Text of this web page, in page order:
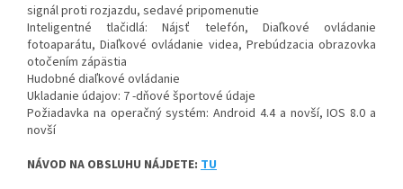
signál proti rozjazdu, sedavé pripomenutie
Inteligentné tlačidlá: Nájsť telefón, Diaľkové ovládanie
fotoaparátu, Diaľkové ovládanie videa, Prebúdzacia obrazovka
otočením zápästia
Hudobné diaľkové ovládanie
Ukladanie údajov: 7 -dňové športové údaje
Požiadavka na operačný systém: Android 4.4 a novší, IOS 8.0 a
novší
NÁVOD NA OBSLUHU NÁJDETE: TU